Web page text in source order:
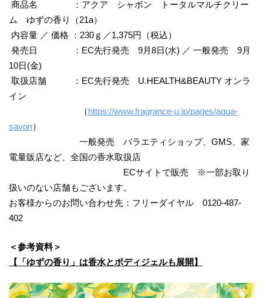
商品名 ：アクア シャボン トータルマルチクリー
ム ゆずの香り（21a）
内容量 ／ 価格 ：230ｇ／1,375円（税込）
発売日 ：EC先行発売 9月8日(水) ／ 一般発売 9月
10日(金)
取扱店舗 ：EC先行発売 U.HEALTH&BEAUTY オンラ
イン
（https://www.fragrance-u.jp/pages/aqua-
savon）
一般発売 バラエティショップ、GMS、家
電量販店など、全国の香水取扱店
ECサイトで販売 ※一部お取り
扱いのない店舗もございます。
お客様からのお問い合わせ先：フリーダイヤル 0120-487-
402
＜参考資料＞
【「ゆずの香り」は香水とボディジェルも展開】